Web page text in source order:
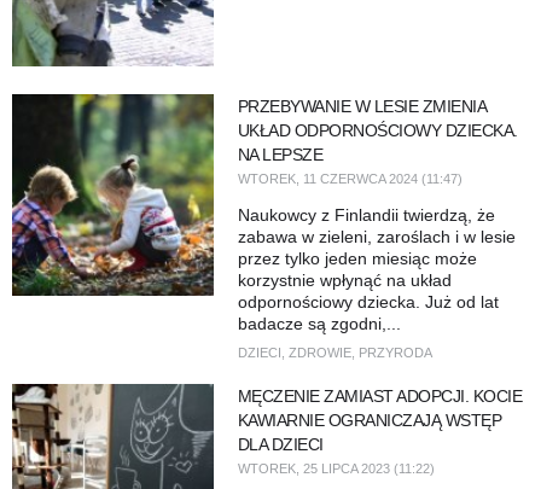
PRZEBYWANIE W LESIE ZMIENIA
UKŁAD ODPORNOŚCIOWY DZIECKA.
NA LEPSZE
WTOREK, 11 CZERWCA 2024 (11:47)
Naukowcy z Finlandii twierdzą, że
zabawa w zieleni, zaroślach i w lesie
przez tylko jeden miesiąc może
korzystnie wpłynąć na układ
odpornościowy dziecka. Już od lat
badacze są zgodni,...
DZIECI ZDROWIE, PRZYRODA
MĘCZENIE ZAMIAST ADOPCJI. KOCIE
KAWIARNIE OGRANICZAJĄ WSTĘP
DLA DZIECI
WTOREK, 25 LIPCA 2023 (11:22)